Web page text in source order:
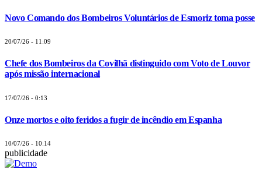
Novo Comando dos Bombeiros Voluntários de Esmoriz toma posse
20/07/26 - 11:09
Chefe dos Bombeiros da Covilhã distinguido com Voto de Louvor
após missão internacional
17/07/26 - 0:13
Onze mortos e oito feridos a fugir de incêndio em Espanha
10/07/26 - 10:14
publicidade